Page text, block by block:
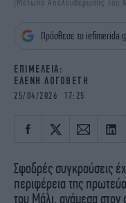
iBOOKS
OSCARS
NEWSLETTER
(Μέτωπο Απελευθέρωσης του
Πρόσθεσε το
EΠΙΜΕΛΕΙΑ:
ΕΛΕΝΗ ΛΟΓΟΘΕΤΗ
25/04/2026 17:25
Σφοδρές συγκρούσεις
περιφέρεια της
του Μάλι, ανάμεσα στον